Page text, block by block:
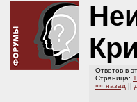
Ответов в
Страница: 1
«« назад ||